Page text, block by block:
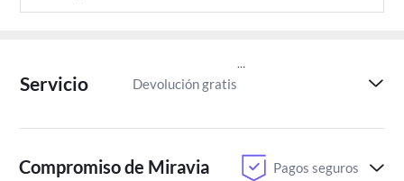
Servicio Devolución gratis Paga
Compromiso de Miravia Pagos seguros